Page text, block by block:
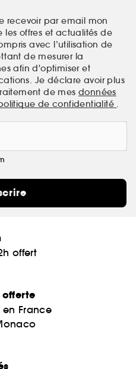
recevoir par email mon
offres et actualités de
avec l’utilisation de
de mesurer la
afin d'optimiser et
Je déclare avoir plus
de mes données
de confidentialité .
offert
France